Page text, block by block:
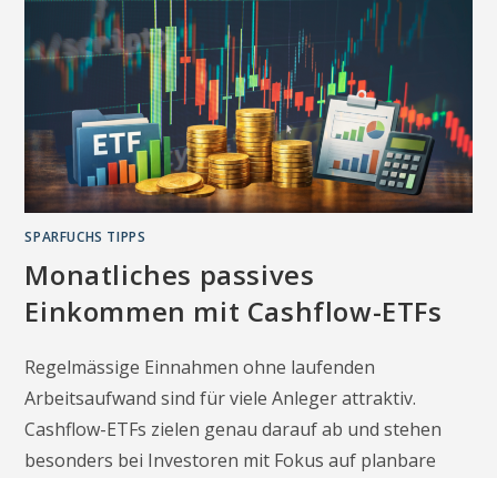
SPARFUCHS TIPPS
Monatliches passives
Einkommen mit Cashflow-ETFs
Regelmässige Einnahmen ohne laufenden
Arbeitsaufwand sind für viele Anleger attraktiv.
Cashflow-ETFs zielen genau darauf ab und stehen
besonders bei Investoren mit Fokus auf planbare